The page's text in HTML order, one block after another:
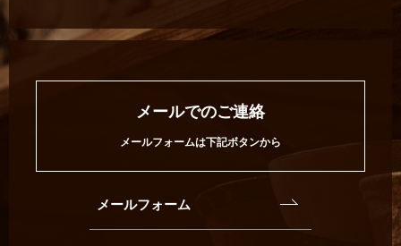
メールでのご連絡
メールフォームは下記ボタンから
メールフォーム